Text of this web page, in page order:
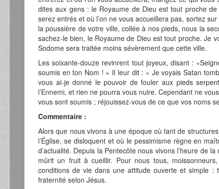
dites aux gens : le Royaume de Dieu est tout proche
serez entrés et où l’on ne vous accueillera pas, sortez
la poussière de votre ville, collée à nos pieds, nous la
sachez-le bien, le Royaume de Dieu est tout proche. Je
Sodome sera traitée moins sévèrement que cette ville.
Les soixante-douze revinrent tout joyeux, disant :
soumis en ton Nom ! » Il leur dit : « Je voyais Satan
vous ai-je donné le pouvoir de fouler aux pieds
l’Ennemi, et rien ne pourra vous nuire. Cependant ne
vous sont soumis ; réjouissez-vous de ce que vos noms
Commentaire :
Alors que nous vivons à une époque où tant de
l’Église, se disloquent et où le pessimisme règne en
d’actualité. Depuis la Pentecôte nous vivons l’heure de
mûrit un fruit à cueillir. Pour nous tous,
conditions de vie dans une attitude ouverte et simple
fraternité selon Jésus.